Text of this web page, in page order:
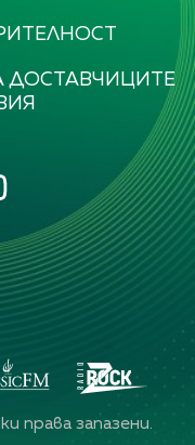
ДОСТАВЧИЦИТЕ
права запазени.